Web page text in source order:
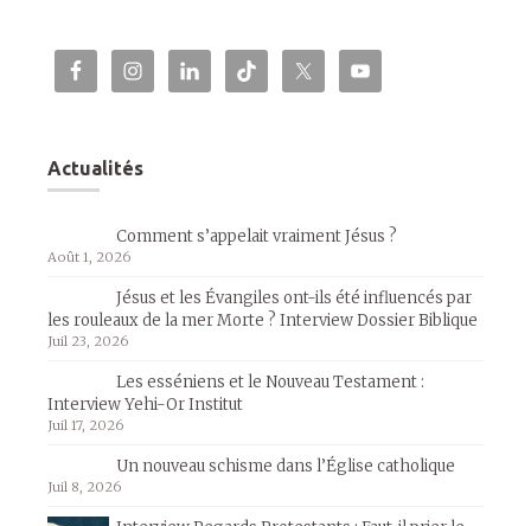
Actualités
Comment s’appelait vraiment Jésus ?
Août 1, 2026
Jésus et les Évangiles ont-ils été influencés par
les rouleaux de la mer Morte ? Interview Dossier Biblique
Juil 23, 2026
Les esséniens et le Nouveau Testament :
Interview Yehi-Or Institut
Juil 17, 2026
Un nouveau schisme dans l’Église catholique
Juil 8, 2026